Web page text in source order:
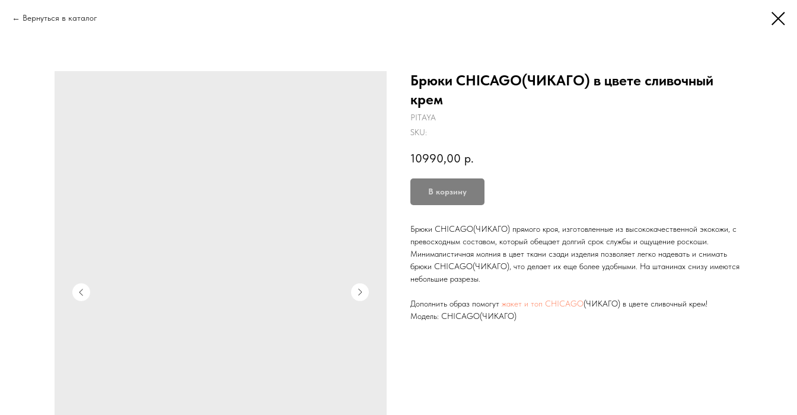
Вернуться в каталог
Брюки CHICAGO(ЧИКАГО) в цвете сливочный
крем
PITAYA
SKU:
10990,00 р.
В корзину
Брюки CHICAGO(ЧИКАГО) прямого кроя, изготовленные из высококачественной экокожи, с
превосходным составом, который обещает долгий срок службы и ощущение роскоши.
Минималистичная молния в цвет ткани сзади изделия позволяет легко надевать и снимать
брюки CHICAGO(ЧИКАГО), что делает их еще более удобными. На штанинах снизу имеются
небольшие разрезы.
Дополнить образ помогут жакет и топ СHICAGO(ЧИКАГО) в цвете сливочный крем!
Модель: СHICAGO(ЧИКАГО)